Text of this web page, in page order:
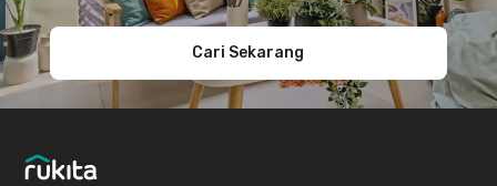
Cari Sekarang